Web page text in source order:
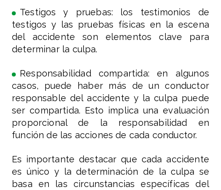
Testigos y pruebas: los testimonios de
testigos y las pruebas físicas en la escena
del accidente son elementos clave para
determinar la culpa.
Responsabilidad compartida: en algunos
casos, puede haber más de un conductor
responsable del accidente y la culpa puede
ser compartida. Esto implica una evaluación
proporcional de la responsabilidad en
función de las acciones de cada conductor.
Es importante destacar que cada accidente
es único y la determinación de la culpa se
basa en las circunstancias específicas del